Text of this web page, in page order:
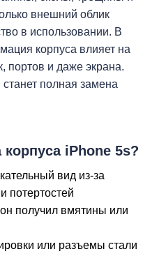
внешний облик
в использовании. В
корпуса влияет на
портов и даже экрана.
полная замена
iPhone 5s?
вид из-за
потертостей
получил вмятины или
или разъемы стали